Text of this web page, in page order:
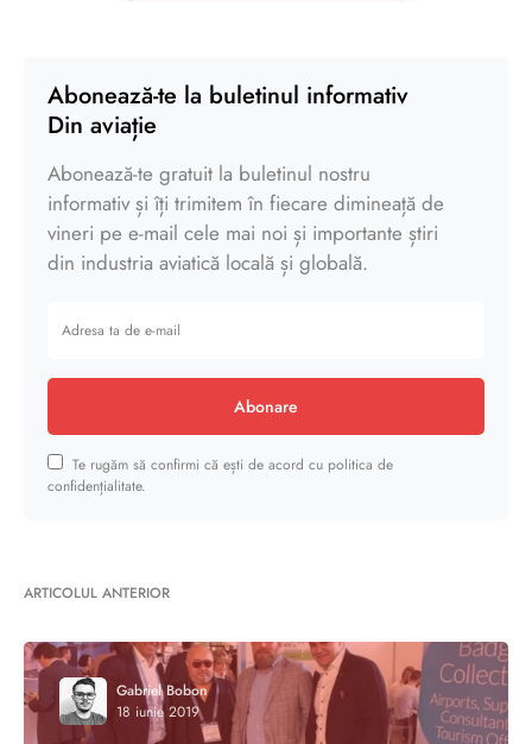
Abonează-te la buletinul informativ
Din aviație
Abonează-te gratuit la buletinul nostru
informativ și îți trimitem în fiecare dimineață de
vineri pe e-mail cele mai noi și importante știri
din industria aviatică locală și globală.
Abonare
Te rugăm să confirmi că ești de acord cu politica de
confidențialitate.
ARTICOLUL ANTERIOR
Gabriel Bobon
18 iunie 2019